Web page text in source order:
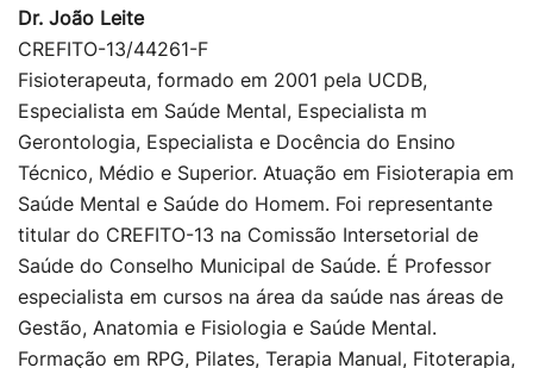
Dr. João Leite
CREFITO-13/44261-F
Fisioterapeuta, formado em 2001 pela UCDB,
Especialista em Saúde Mental, Especialista m
Gerontologia, Especialista e Docência do Ensino
Técnico, Médio e Superior. Atuação em Fisioterapia em
Saúde Mental e Saúde do Homem. Foi representante
titular do CREFITO-13 na Comissão Intersetorial de
Saúde do Conselho Municipal de Saúde. É Professor
especialista em cursos na área da saúde nas áreas de
Gestão, Anatomia e Fisiologia e Saúde Mental.
Formação em RPG, Pilates, Terapia Manual, Fitoterapia,